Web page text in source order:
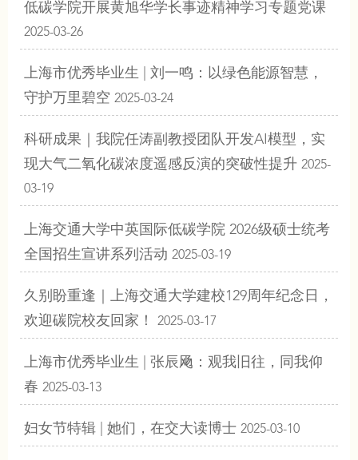
低碳学院开展黄旭华学长事迹精神学习专题党课
2025-03-26
上海市优秀毕业生 | 刘一鸣：以绿色能源智慧，
守护万里碧空 2025-03-24
科研成果｜我院任涛副教授团队开发AI模型，实
现大气二氧化碳浓度遥感反演的突破性提升 2025-
03-19
上海交通大学中英国际低碳学院 2026级硕士统考
全国招生宣讲系列活动 2025-03-19
久别盼重逢｜上海交通大学建校129周年纪念日，
欢迎碳院校友回家！ 2025-03-17
上海市优秀毕业生 | 张辰飏：观我旧往，同我仰
春 2025-03-13
妇女节特辑 | 她们，在交大读博士 2025-03-10